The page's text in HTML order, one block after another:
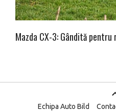
Mazda CX-3: Gândită
Echipa Auto Bild